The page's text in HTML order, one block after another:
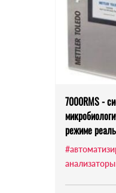
7000RMS -
режиме
анализаторы